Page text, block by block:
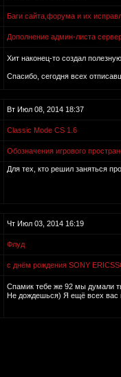
Баги сайта,форума и их
Дополнение админ-листа
Хит наконец-то создал
Спасибо, сегодня всех
Вт Июл 08, 2014 18:37
Classic Mode CS 1.6
Обозначения игрового
Для тех, кто решил заняться
Чт Июл 03, 2014 16:19
Флуд
с днём рождения SONY
Спамик тебе же 92 мы думали
Не дождешься) Я ещё всех вас